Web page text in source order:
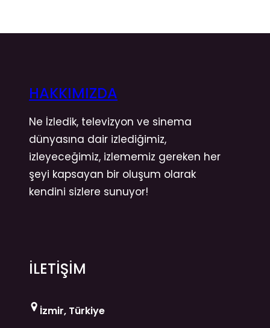
HAKKIMIZDA
Ne İzledik, televizyon ve sinema
dünyasına dair izlediğimiz,
izleyeceğimiz, izlememiz gereken her
şeyi kapsayan bir oluşum olarak
kendini sizlere sunuyor!
İLETİŞİM
İzmir, Türkiye